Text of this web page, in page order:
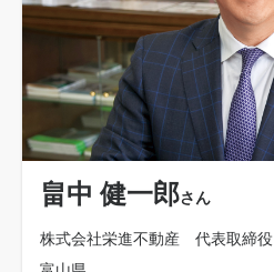
畠中 健一郎さん
株式会社栄進不動産 代表取締役